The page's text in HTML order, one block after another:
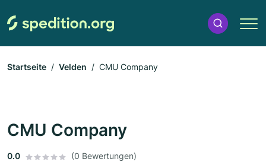
Startseite Velden CMU Company
CMU Company
0.0 (0 Bewertungen)